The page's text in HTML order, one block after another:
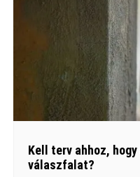
Kell terv ahhoz,
válaszfalat?